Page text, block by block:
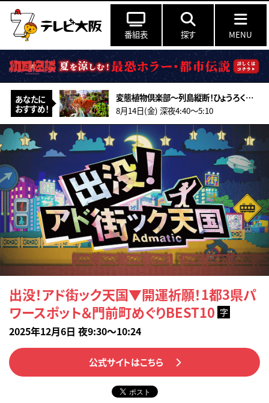
番組表 探す MENU
あなたに
おすすめ！
変態植物倶楽部～列島縦断！ひょうろくの未確認変態は何処に～＃14／日本の職人
8月14日(金) 深夜4:40〜5:10
出没！アド街ック天国▼開運祈願！1都3県パ
ワースポット＆門前町めぐりBEST10 字
2025年12月6日 夜9:30～10:24
公式サイトはこちら